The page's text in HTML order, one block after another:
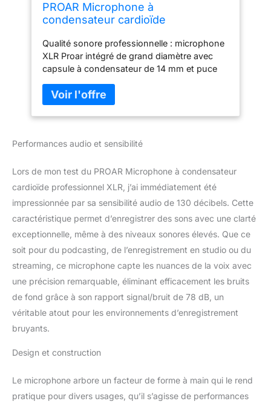
PROAR Microphone à
condensateur cardioïde
ordinateur, studio, XLR pour
enregistrement/podcast/streaming/
voix off/ASMR/Home
Studio/YouTube avec support de
bureau
Qualité sonore professionnelle : microphone
XLR Proar intégré de grand diamètre avec
capsule à condensateur de 14 mm et puce
condensateur cardioïde professionnel XLR
capte un son cristallin. Le microphone XLR
Podcast a une réponse en fréquence lisse et
qualité de reproduction sonore pour un son
parfaits pour un usage en studio ainsi que
pour un usage domestique. Système de
micro cardioïde : le microphone XLR
enregistre les sources sonores qui sont
directement devant le microphone à
condensateur, la capsule cardioïde permet
de capturer un son impeccable et précis et
d'améliorer la qualité du son. Le microphone
professionnel xlr utilise une toute nouvelle
technologie et des matériaux de haute
qualité pour vous apporter de meilleurs effets
externe nécessaire : Remarque : Le
microphone d'enregistrement PROAR est
audio, une table de mixage ou un préampli
pour le fonctionnement. (Non inclus dans le
Performances audio et sensibilité
Lors de mon test du PROAR Microphone à condensateur
cardioïde professionnel XLR, j’ai immédiatement été
impressionnée par sa sensibilité audio de 130 décibels. Cette
caractéristique permet d’enregistrer des sons avec une clarté
exceptionnelle, même à des niveaux sonores élevés. Que ce
soit pour du podcasting, de l’enregistrement en studio ou du
streaming, ce microphone capte les nuances de la voix avec
une précision remarquable, éliminant efficacement les bruits
de fond grâce à son rapport signal/bruit de 78 dB, un
véritable atout pour les environnements d’enregistrement
bruyants.
Design et construction
Le microphone arbore un facteur de forme à main qui le rend
pratique pour divers usages, qu’il s’agisse de performances